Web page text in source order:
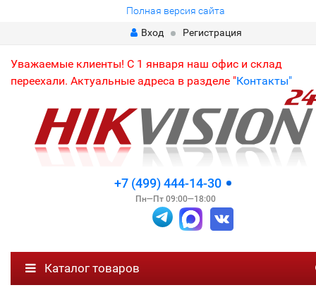
Полная версия сайта
Вход
Регистрация
Уважаемые клиенты! С 1 января наш офис и склад
переехали. Актуальные адреса в разделе "Контакты"
+7 (499) 444-14-30
Пн—Пт 09:00—18:00
Каталог товаров